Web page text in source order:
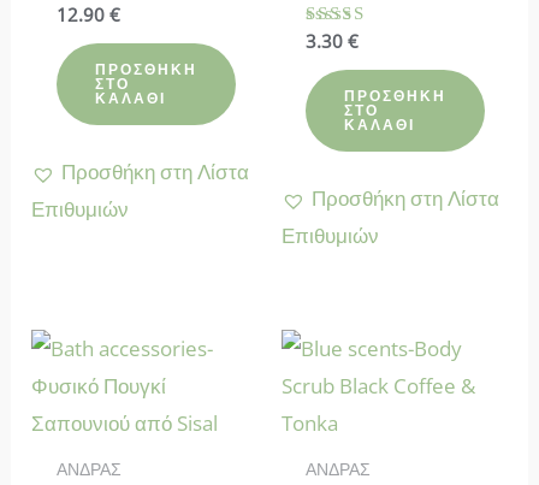
Βαθμολογήθηκε
4.63
από 5
12.90 €
ΠΡΟΣΘΉΚΗ
ΣΤΟ
ΚΑΛΆΘΙ
Προσθήκη στη Λίστα
Επιθυμιών
Βαθμολογήθηκε
4.78
από 5
3.30€
ΠΡΟΣΘΉΚΗ
ΣΤΟ
ΚΑΛΆΘΙ
Προσθήκη στη Λίστα
Επιθυμιών
ΑΝΔΡΑΣ ΑΝΔΡΑΣ